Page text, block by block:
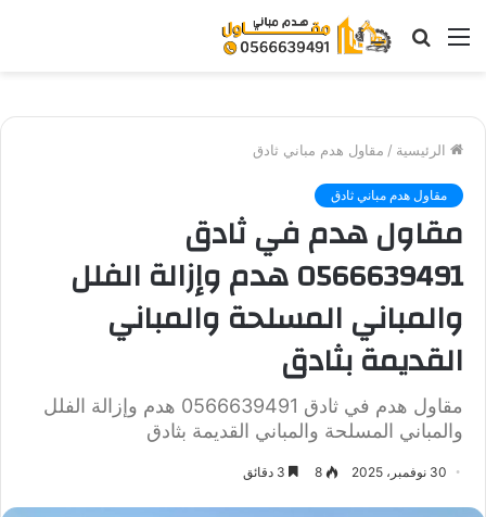
القائمة بحث
الرئيسية / مقاول هدم مباني ثادق
مقاول هدم مباني ثادق
مقاول هدم في ثادق
0566639491 هدم وإزالة الفلل
والمباني المسلحة والمباني
القديمة بثادق
مقاول هدم في ثادق 0566639491 هدم وإزالة الفلل
والمباني المسلحة والمباني القديمة بثادق
30 نوفمبر، 2025 8